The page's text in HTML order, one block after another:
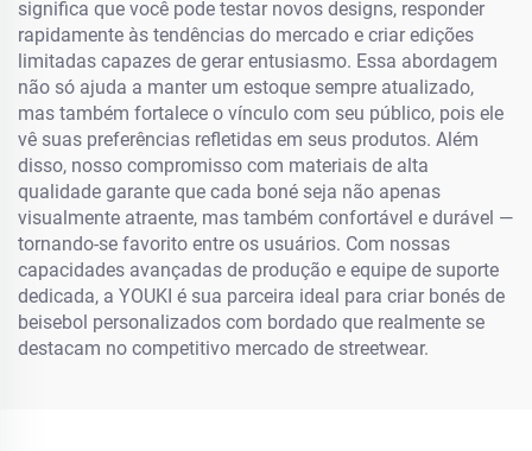
significa que você pode testar novos designs, responder
rapidamente às tendências do mercado e criar edições
limitadas capazes de gerar entusiasmo. Essa abordagem
não só ajuda a manter um estoque sempre atualizado,
mas também fortalece o vínculo com seu público, pois ele
vê suas preferências refletidas em seus produtos. Além
disso, nosso compromisso com materiais de alta
qualidade garante que cada boné seja não apenas
visualmente atraente, mas também confortável e durável —
tornando-se favorito entre os usuários. Com nossas
capacidades avançadas de produção e equipe de suporte
dedicada, a YOUKI é sua parceira ideal para criar bonés de
beisebol personalizados com bordado que realmente se
destacam no competitivo mercado de streetwear.